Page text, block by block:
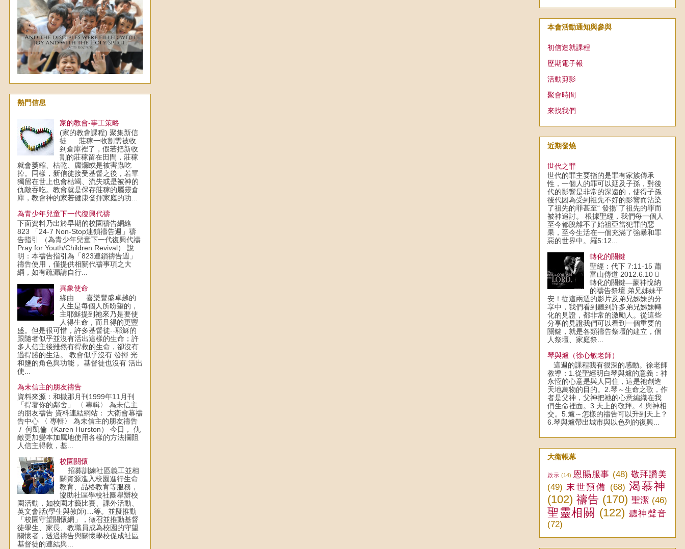
熱門信息
家的教會-事工策略
(家的教會課程) 聚集新信
徒 莊稼一收割需被收
到倉庫裡了，假若把新收
割的莊稼留在田間，莊稼
就會萎縮、枯乾、腐爛或是被害蟲吃
掉。同樣，新信徒接受基督之後，若單
獨留在世上也會枯竭、流失或是被神的
仇敵吞吃。教會就是保存莊稼的屬靈倉
庫，教會神的家若健康發揮家庭的功...
為青少年兒童下一代復興代禱
下面資料乃出於早期的校園禱告網絡
823 「24-7 Non-Stop連鎖禱告週」禱
告指引 （為青少年兒童下一代復興代禱
Pray for Youth/Children Revival） 說
明：本禱告指引為「823連鎖禱告週」
禱告使用，僅提供相關代禱事項之大
綱，如有疏漏請自行...
異象使命
緣由 喜樂豐盛卓越的
人生是每個人所盼望的，
主耶穌提到祂來乃是要使
人得生命，而且得的更豐
盛。但是很可惜，許多基督徒--耶穌的
跟隨者似乎並沒有活出這樣的生命；許
多人信主後雖然有得救的生命，卻沒有
過得勝的生活。 教會似乎沒有 發揮 光
和鹽的角色與功能， 基督徒也沒有 活出
使...
為未信主的朋友禱告
資料來源：和撒那月刊1999年11月刊
「得著你的鄰舍」 〈 專輯〉 為未信主
的朋友禱告 資料連結網站： 大衛會幕禱
告中心 〈 專輯〉 為未信主的朋友禱告
/ 何凱倫（Karen Hurston） 今日， 仇
敵更加變本加厲地使用各樣的方法攔阻
人信主得救，基...
校園關懷
招募訓練社區義工並相
關資源進入校園進行生命
教育、品格教育等服務，
協助社區學校社團舉辦校
園活動，如校園才藝比賽、課外活動、
英文會話(學生與教師)…等。並擬推動
「校園守望關懷網」，徵召並推動基督
徒學生、家長、教職員成為校園的守望
關懷者，透過禱告與關懷學校促成社區
基督徒的連結與...
本會活動通知與參與
初信造就課程
歷期電子報
活動剪影
聚會時間
來找我們
近期發燒
世代之罪
世代的罪主要指的是罪有家族傳承
性，一個人的罪可以延及子孫，對後
代的影響是非常的深遠的，使得子孫
後代因為受到祖先不好的影響而沾染
了祖先的罪甚至“ 發揚”了祖先的罪而
被神追討。 根據聖經，我們每一個人
至今都脫離不了始祖亞當犯罪的惡
果，至今生活在一個充滿了強暴和罪
惡的世界中。羅5:12...
轉化的關鍵
聖經：代下 7:11-15 蕭
富山傳道 2012.6.10 
轉化的關鍵—蒙神悅納
的禱告祭壇 弟兄姊妹平
安！從這兩週的影片及弟兄姊妹的分
享中，我們看到聽到許多弟兄姊妹轉
化的見證，都非常的激勵人。從這些
分享的見證我們可以看到一個重要的
關鍵，就是各類禱告祭壇的建立，個
人祭壇、家庭祭...
琴與爐（徐心敏老師）
這週的課程我有很深的感動。徐老師
教導：1.從聖經明白琴與爐的意義：神
永恆的心意是與人同住，這是祂創造
天地萬物的目的。2.琴～生命之歌，作
者是父神，父神把祂的心意編織在我
們生命裡面。3.天上的敬拜。4.與神相
交。5.爐～怎樣的禱告可以升到天上？
6.琴與爐帶出城市與以色列的復興...
大衛帳幕
啟示 (14) 恩賜服事 (48) 敬拜讚美
(49) 末世預備 (68) 渴慕神
(102) 禱告 (170) 聖潔 (46)
聖靈相關 (122) 聽神聲音
(72)